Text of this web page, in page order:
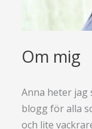
Om mig
Anna heter jag
blogg för alla
och lite